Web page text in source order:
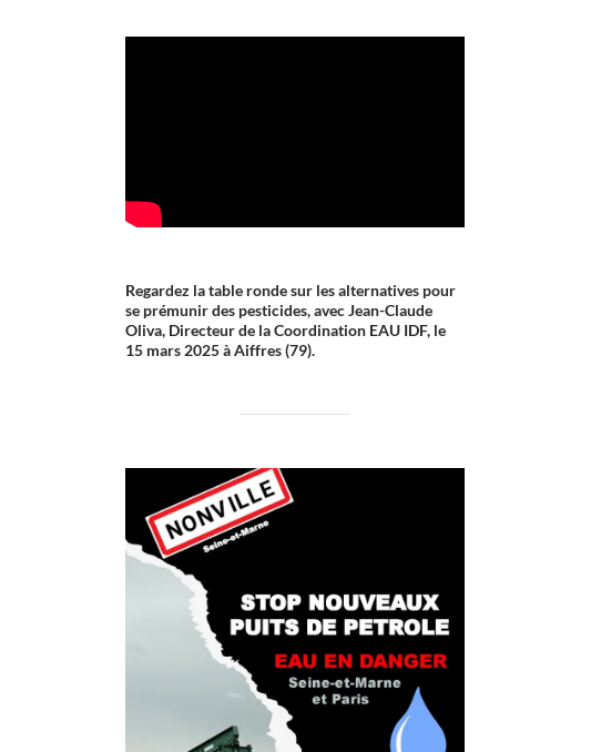
Regardez la table ronde sur les alternatives pour
se prémunir des pesticides, avec Jean-Claude
Oliva, Directeur de la Coordination EAU IDF, le
15 mars 2025 à Aiffres (79).